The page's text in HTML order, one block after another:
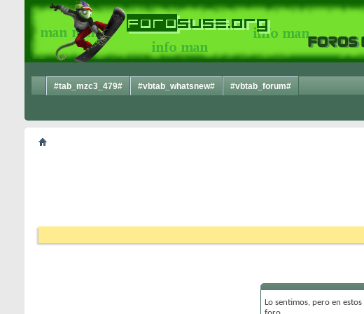
#tab_mzc3_479# #vbtab_whatsnew# #vbtab_forum#
Lo sentimos, pero en